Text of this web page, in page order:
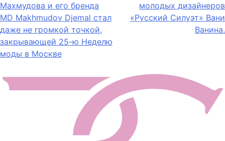
Махмудова и его бренда
MD Makhmudov Djemal стал
даже не громкой точкой,
закрывающей 25-ю Неделю
моды в Москве
молодых дизайнеров
«Русский Силуэт» Вани
Ванина.